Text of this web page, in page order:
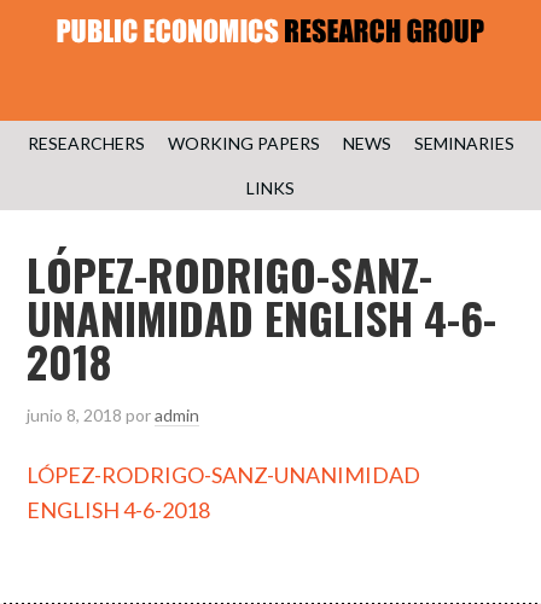
RESEARCHERS WORKING PAPERS NEWS SEMINARIES
LINKS
LÓPEZ-RODRIGO-SANZ-
UNANIMIDAD ENGLISH 4-6-
2018
junio 8, 2018 poradmin
LÓPEZ-RODRIGO-SANZ-UNANIMIDAD
ENGLISH 4-6-2018